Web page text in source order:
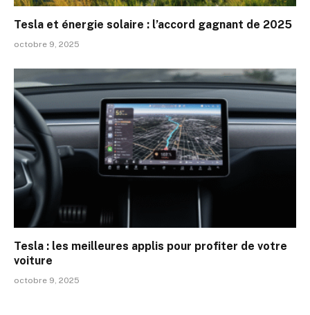
Tesla et énergie solaire : l’accord gagnant de 2025
octobre 9, 2025
Tesla : les meilleures applis pour profiter de votre
voiture
octobre 9, 2025